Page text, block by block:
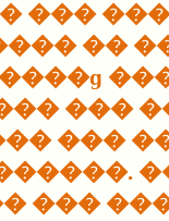
���
��
���
���
���